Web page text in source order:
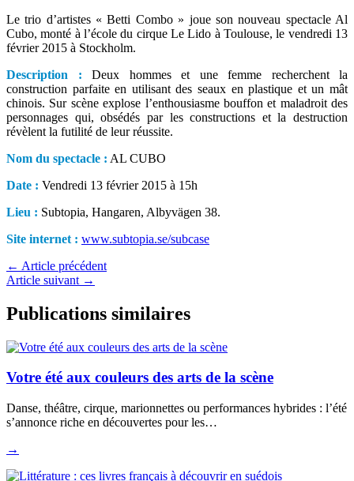
Le trio d’artistes « Betti Combo » joue son nouveau spectacle Al
Cubo, monté à l’école du cirque Le Lido à Toulouse, le vendredi 13
février 2015 à Stockholm.
Description :
Deux hommes et une femme recherchent la
construction parfaite en utilisant des seaux en plastique et un mât
chinois. Sur scène explose l’enthousiasme bouffon et maladroit des
personnages qui, obsédés par les constructions et la destruction
révèlent la futilité de leur réussite.
Nom du spectacle : AL CUBO
Date : Vendredi 13 février 2015 à 15h
Lieu : Subtopia, Hangaren, Albyvägen 38.
Site internet : www.subtopia.se/subcase
← Article précédent
Article suivant →
Publications similaires
Votre été aux couleurs des arts de la scène
Danse, théâtre, cirque, marionnettes ou performances hybrides : l’été
s’annonce riche en découvertes pour les…
→